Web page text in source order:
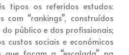
tipos os referidos estudos:
com “rankings”, construídos
público e dos profissionais;
custos sociais e económicos